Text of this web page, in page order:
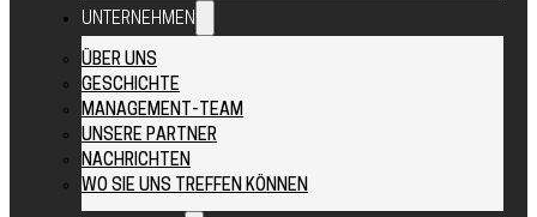
UNTERNEHMEN
ÜBER UNS
GESCHICHTE
MANAGEMENT-TEAM
UNSERE PARTNER
NACHRICHTEN
WO SIE UNS TREFFEN KÖNNEN